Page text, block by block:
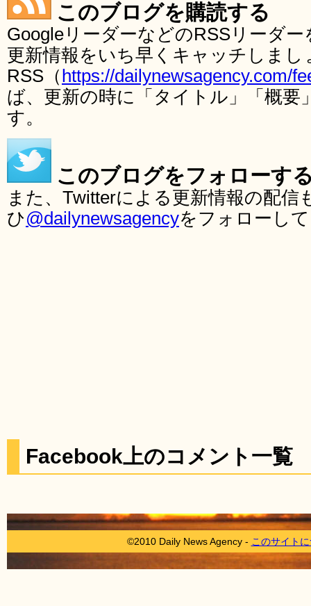
このブログを購読する
GoogleリーダーなどのRSSリーダ
更新情報をいち早くキャッチしま
RSS（ https://dailynewsagency.com/
ば、更新の時に「タイトル」「概要
す。
このブログをフォローす
また、Twitterによる更新情報の配
ひ@dailynewsagencyをフォローし
Facebook上のコメント一覧
©2010 Daily News Agency - このサイト